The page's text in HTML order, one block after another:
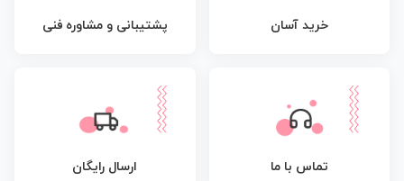
خرید آسان پشتیبانی و مشاوره فنی
تماس با ما ارسال رایگان